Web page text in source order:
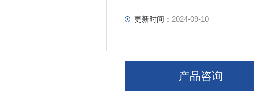
更新时间： 2024-09-10
产品咨询